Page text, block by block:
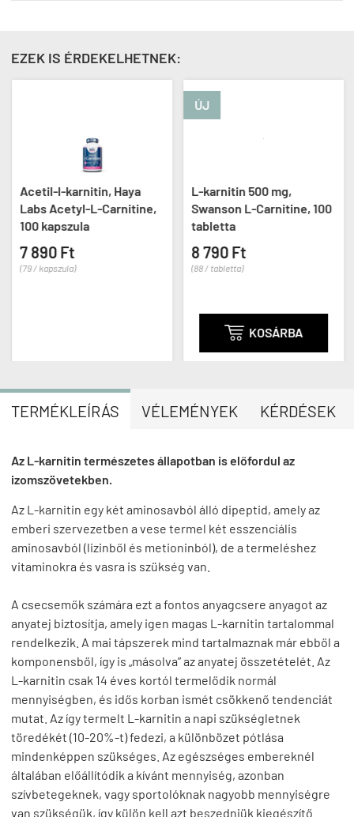
EZEK IS ÉRDEKELHETNEK:
Acetil-l-karnitin, Haya
Labs Acetyl-L-Carnitine,
100 kapszula
7 890 Ft
(79 / kapszula)
ÚJ
L-karnitin 500 mg,
Swanson L-Carnitine, 100
tabletta
8 790 Ft
(88 / tabletta)
 KOSÁRBA
TERMÉKLEÍRÁS VÉLEMÉNYEK KÉRDÉSEK
Az L-karnitin természetes állapotban is előfordul az
izomszövetekben.
Az L-karnitin egy két aminosavból álló dipeptid, amely az
emberi szervezetben a vese termel két esszenciális
aminosavból (lizinből és metioninból), de a termeléshez
vitaminokra és vasra is szükség van.
A csecsemők számára ezt a fontos anyagcsere anyagot az
anyatej biztosítja, amely igen magas L-karnitin tartalommal
rendelkezik. A mai tápszerek mind tartalmaznak már ebből a
komponensből, így is „másolva” az anyatej összetételét. Az
L-karnitin csak 14 éves kortól termelődik normál
mennyiségben, és idős korban ismét csökkenő tendenciát
mutat. Az így termelt L-karnitin a napi szükségletnek
töredékét (10-20%-t) fedezi, a különbözet pótlása
mindenképpen szükséges. Az egészséges embereknél
általában előállítódik a kívánt mennyiség, azonban
szívbetegeknek, vagy sportolóknak nagyobb mennyiségre
van szükségük, így külön kell azt beszedniük kiegészítő